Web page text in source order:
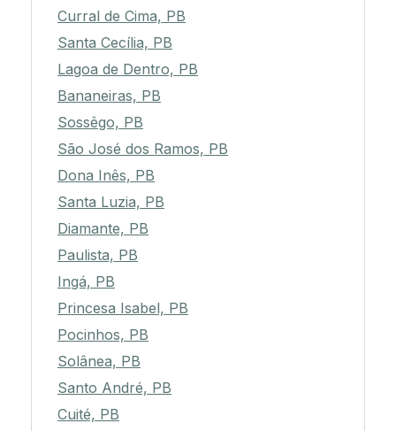
Curral de Cima, PB
Santa Cecília, PB
Lagoa de Dentro, PB
Bananeiras, PB
Sossêgo, PB
São José dos Ramos, PB
Dona Inês, PB
Santa Luzia, PB
Diamante, PB
Paulista, PB
Ingá, PB
Princesa Isabel, PB
Pocinhos, PB
Solânea, PB
Santo André, PB
Cuité, PB